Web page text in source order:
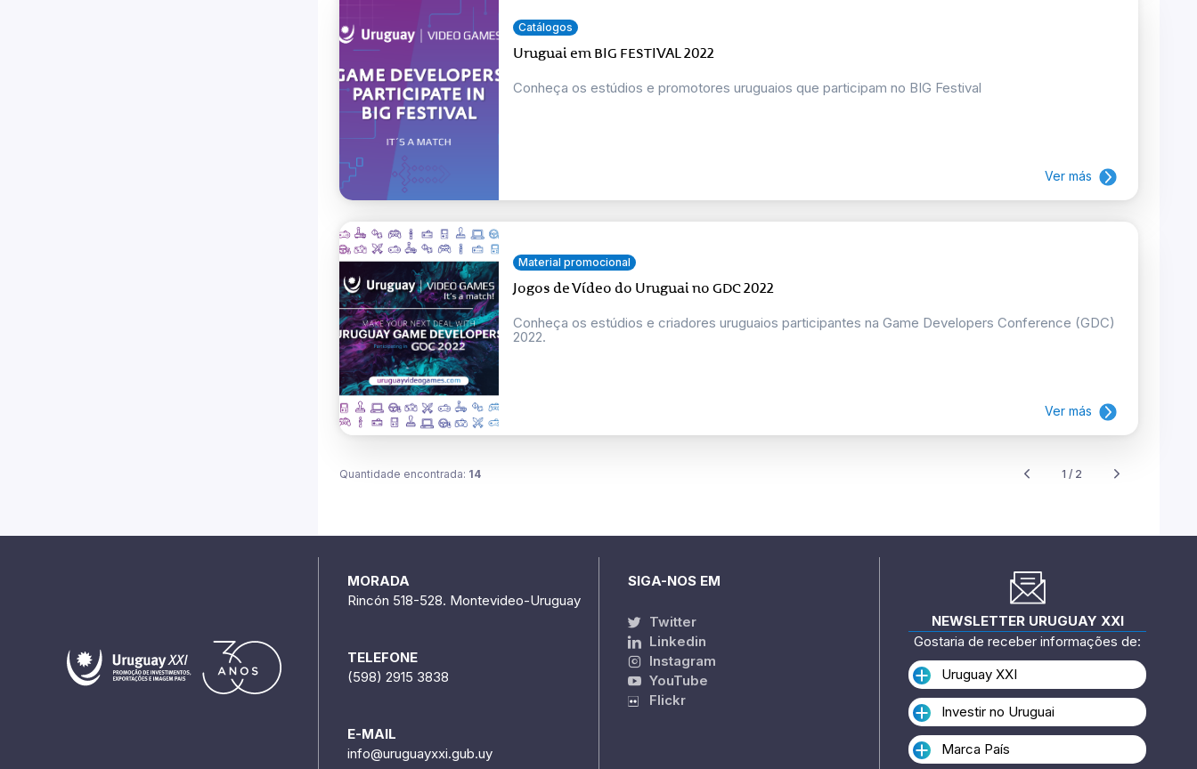
Catálogos
Uruguai em BIG FESTIVAL 2022
Conheça os estúdios e promotores uruguaios que participam no BIG Festival
Ver más
Material promocional
Jogos de Vídeo do Uruguai no GDC 2022
Conheça os estúdios e criadores uruguaios participantes na Game Developers Conference (GDC)
2022.
Ver más
Quantidade encontrada: 14 1 / 2
MORADA
Rincón 518-528. Montevideo-Uruguay
TELEFONE
(598) 2915 3838
E-MAIL
info@uruguayxxi.gub.uy
SIGA-NOS EM
Twitter
Linkedin
Instagram
YouTube
Flickr
NEWSLETTER URUGUAY XXI
Gostaria de receber informações de:
Uruguay XXI
Investir no Uruguai
Marca País